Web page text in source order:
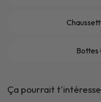
Bottes
Ça pourrait